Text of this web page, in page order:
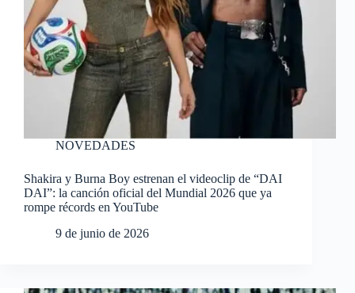
NOVEDADES
Shakira y Burna Boy estrenan el videoclip de “DAI
DAI”: la canción oficial del Mundial 2026 que ya
rompe récords en YouTube
9 de junio de 2026